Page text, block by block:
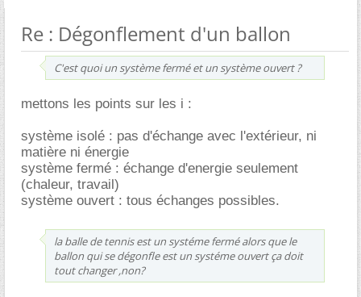
Re : Dégonflement d'un ballon
C'est quoi un système fermé et un système ouvert ?
mettons les points sur les i :
système isolé : pas d'échange avec l'extérieur, ni
matière ni énergie
système fermé : échange d'energie seulement
(chaleur, travail)
système ouvert : tous échanges possibles.
la balle de tennis est un systéme fermé alors que le
ballon qui se dégonfle est un systéme ouvert ça doit
tout changer ,non?